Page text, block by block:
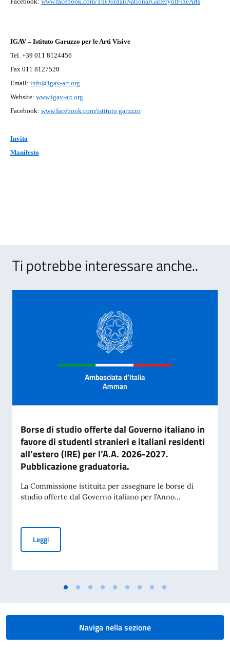
IGAV – Istituto Garuzzo per le Arti Visive
Tel. +39 011 8124456
Fax 011 8127528
Email: info@igav-art.org
Website: www.igav-art.org
Facebook: www.facebook.com/istituto.garuzzo
Invito
Manifesto
Ti potrebbe interessare anche..
Borse di studio offerte dal Governo italiano in
favore di studenti stranieri e italiani residenti
all’estero (IRE) per l’A.A. 2026-2027.
Pubblicazione graduatoria.
La Commissione istituita per assegnare le borse di
studio offerte dal Governo italiano per l’Anno...
LeggiBorse di studio offerte dal Governo italiano in favore di
Naviga nella sezione